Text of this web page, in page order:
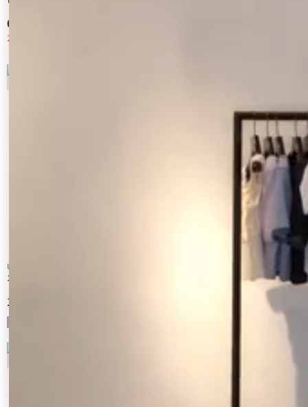
6,160 円
20%OFF
Ungrid
ストレッチチノフレアパンツ
13,200 円
RUSH GUARD COCOON PT